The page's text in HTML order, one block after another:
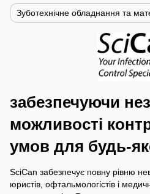
Зуботехнічне обладнання та
забезпечуючи
можливості
умов для будь-
SciCan забезпечує повну рівню
юристів, офтальмологістів і